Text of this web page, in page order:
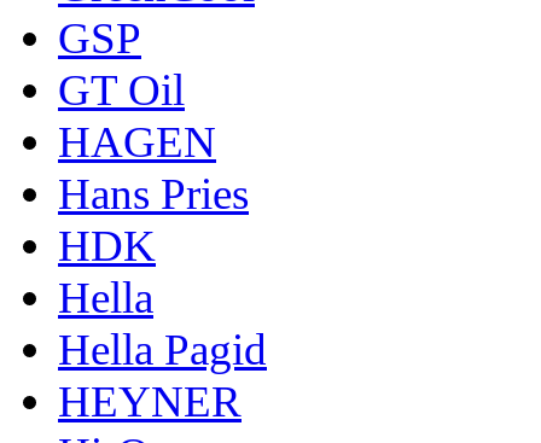
GSP
GT Oil
HAGEN
Hans Pries
HDK
Hella
Hella Pagid
HEYNER